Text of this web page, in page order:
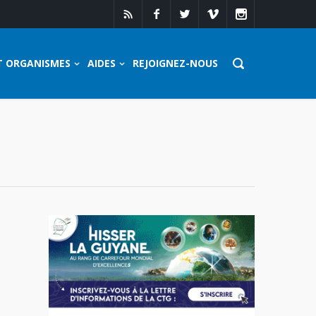
ORGANISMES AIDES REJOIGNEZ-NOUS